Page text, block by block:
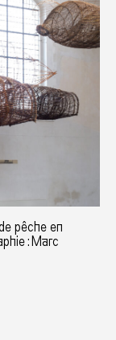
pêche en
: Marc